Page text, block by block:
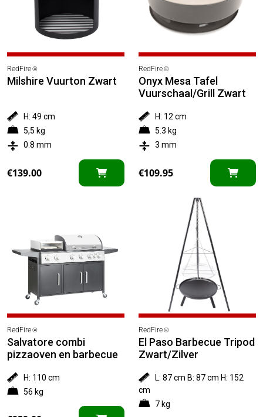
RedFire®
Milshire Vuurton Zwart
H: 49 cm
5,5 kg
0.8 mm
€139.00
RedFire®
Onyx Mesa Tafel
Vuurschaal/Grill Zwart
H: 12 cm
5.3 kg
3 mm
€109.95
RedFire®
Salvatore combi
pizzaoven en barbecue
H: 110 cm
56 kg
RedFire®
El Paso Barbecue Tripod
Zwart/Zilver
L: 87 cm B: 87 cm H: 152
cm
7 kg